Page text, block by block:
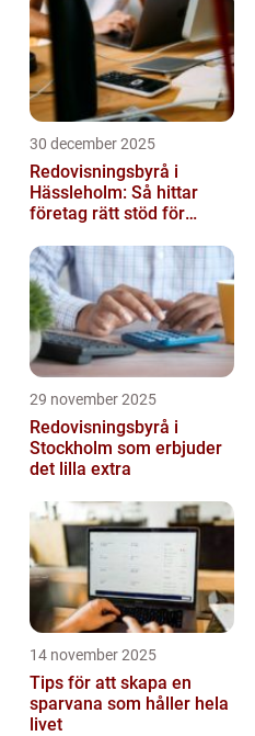
30 december 2025
Redovisningsbyrå i
Hässleholm: Så hittar
företag rätt stöd för
29 november 2025
Redovisningsbyrå i
Stockholm som erbjuder
det lilla extra
14 november 2025
Tips för att skapa en
sparvana som håller hela
livet